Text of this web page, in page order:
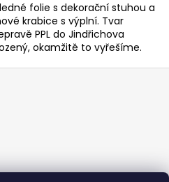
folie s dekorační stuhou a
krabice s výplní. Tvar
PPL do Jindřichova
okamžitě to vyřešíme.